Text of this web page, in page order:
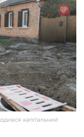
капітальний